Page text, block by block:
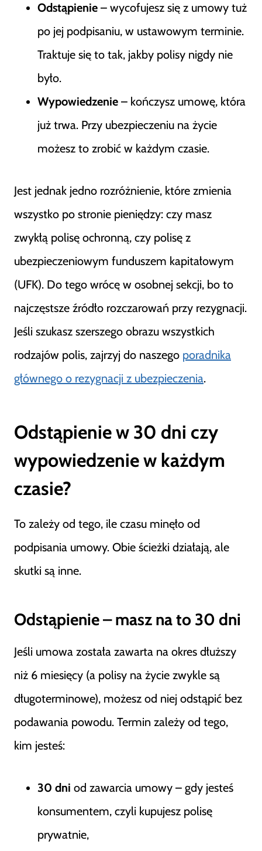
Odstąpienie – wycofujesz się z umowy tuż
po jej podpisaniu, w ustawowym terminie.
Traktuje się to tak, jakby polisy nigdy nie
było.
Wypowiedzenie – kończysz umowę, która
już trwa. Przy ubezpieczeniu na życie
możesz to zrobić w każdym czasie.
Jest jednak jedno rozróżnienie, które zmienia
wszystko po stronie pieniędzy: czy masz
zwykłą polisę ochronną, czy polisę z
ubezpieczeniowym funduszem kapitałowym
(UFK). Do tego wrócę w osobnej sekcji, bo to
najczęstsze źródło rozczarowań przy rezygnacji.
Jeśli szukasz szerszego obrazu wszystkich
rodzajów polis, zajrzyj do naszego poradnika
głównego o rezygnacji z ubezpieczenia.
Odstąpienie w 30 dni czy
wypowiedzenie w każdym
czasie?
To zależy od tego, ile czasu minęło od
podpisania umowy. Obie ścieżki działają, ale
skutki są inne.
Odstąpienie – masz na to 30 dni
Jeśli umowa została zawarta na okres dłuższy
niż 6 miesięcy (a polisy na życie zwykle są
długoterminowe), możesz od niej odstąpić bez
podawania powodu. Termin zależy od tego,
kim jesteś:
30 dni od zawarcia umowy – gdy jesteś
konsumentem, czyli kupujesz polisę
prywatnie,